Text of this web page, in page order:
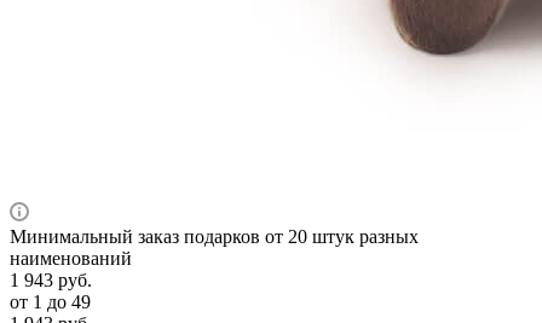
Минимальный заказ подарков от 20 штук разных
наименований
1 943 руб.
от 1 до 49